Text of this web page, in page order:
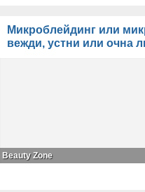
Микроблейдинг или
вежди, устни или очна
Beauty Zone